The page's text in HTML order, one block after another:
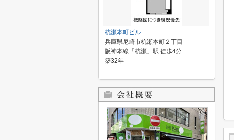
杭瀬本町ビル
兵庫県尼崎市杭瀬本町２丁目
阪神本線「杭瀬」駅 徒歩4分
築32年